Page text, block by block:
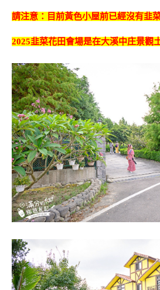
請注意：目前黃色小屋前已經沒有韭
2025韭菜花田會場是在大溪中庄景觀